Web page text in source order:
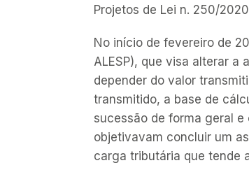
Projetos de Lei n. 250/
No início de fevereiro de
ALESP), que visa alterar
depender do valor
transmitido, a base de
sucessão de forma geral
objetivavam concluir um
carga tributária que tende